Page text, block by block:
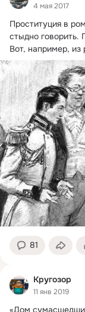
4 мая 2017
Проституция в
стыдно говорить.
Вот, например, из
81
Кругозор
11 янв 2019
«Дом